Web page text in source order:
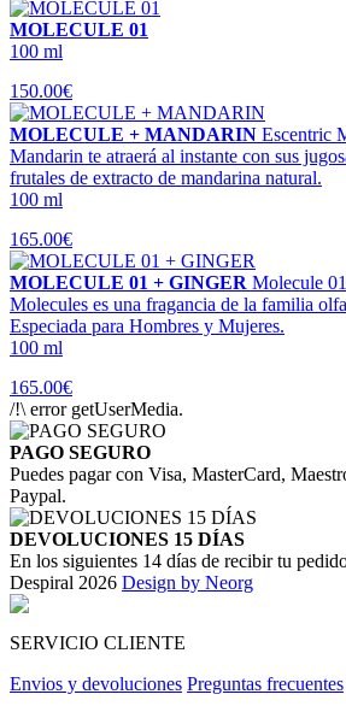
MOLECULE 01
100 ml
150.00€
MOLECULE + MANDARIN Escentric
Mandarin te atraerá al instante con sus
frutales de extracto de mandarina natural.
100 ml
165.00€
MOLECULE 01 + GINGER Molecule
Molecules es una fragancia de la familia
Especiada para Hombres y Mujeres.
100 ml
165.00€
/!\ error getUserMedia.
PAGO SEGURO
Puedes pagar con Visa, MasterCard,
Paypal.
DEVOLUCIONES 15 DÍAS
En los siguientes 14 días de recibir tu
Despiral 2026 Design by Neorg
SERVICIO CLIENTE
Envios y devoluciones Preguntas frecuentes